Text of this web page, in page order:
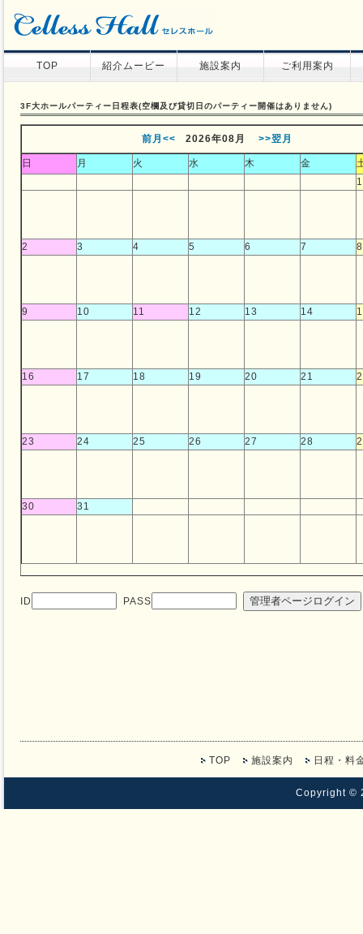
TOP 紹介ムービー 施設案内 ご利用案内
3F大ホールパーティー日程表(空欄及び貸切日のパーティー開催はありません)
前月<< 2026年08月 >>翌月
日 月 火 水 木 金
1
2 3 4 5 6 7 8
9 10 11 12 13 14
16 17 18 19 20 21
23 24 25 26 27 28
30 31
ID PASS 管理者ページログイン
TOP 施設案内 日程・料
Copyright ©